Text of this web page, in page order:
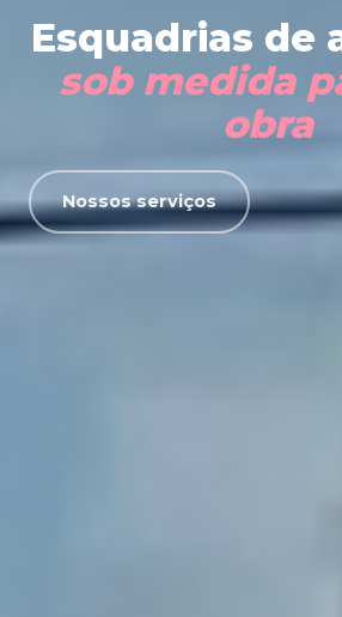
Esquadrias de
sob medida
obra
Nossos serviços